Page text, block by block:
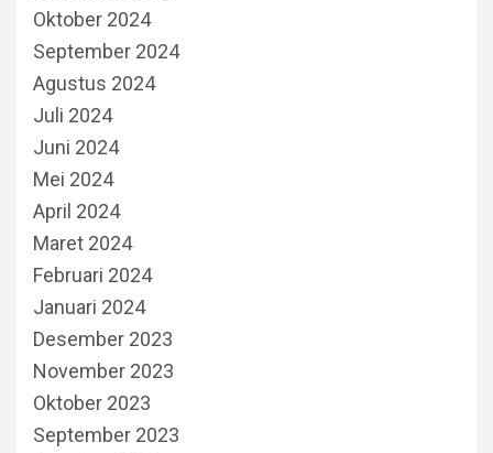
Oktober 2024
September 2024
Agustus 2024
Juli 2024
Juni 2024
Mei 2024
April 2024
Maret 2024
Februari 2024
Januari 2024
Desember 2023
November 2023
Oktober 2023
September 2023